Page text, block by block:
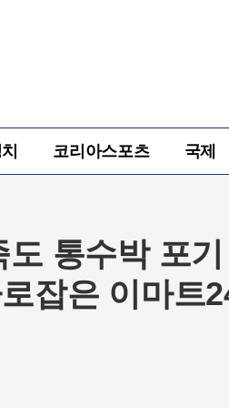
코리아스포츠 국제
도 통수박 포
잡은 이마트